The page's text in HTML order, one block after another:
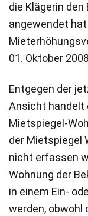
die Klägerin
angewendet
01. Oktober
Entgegen der
Ansicht handelt
Mietspiegel-
der Mietspiegel
nicht erfassen
Wohnung der
in einem Ein-
werden, obwohl